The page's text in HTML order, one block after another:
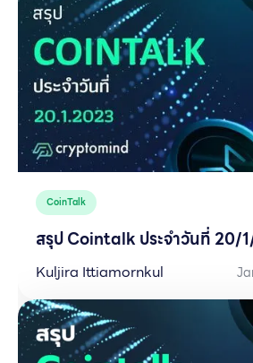
CoinTalk
สรุป Cointalk ประจำวันที่ 20/
Kuljira Ittiamornkul